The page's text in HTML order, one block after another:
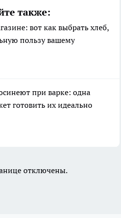
также:
вот как выбрать хлеб,
пользу вашему
при варке: одна
готовить их идеально
отключены.